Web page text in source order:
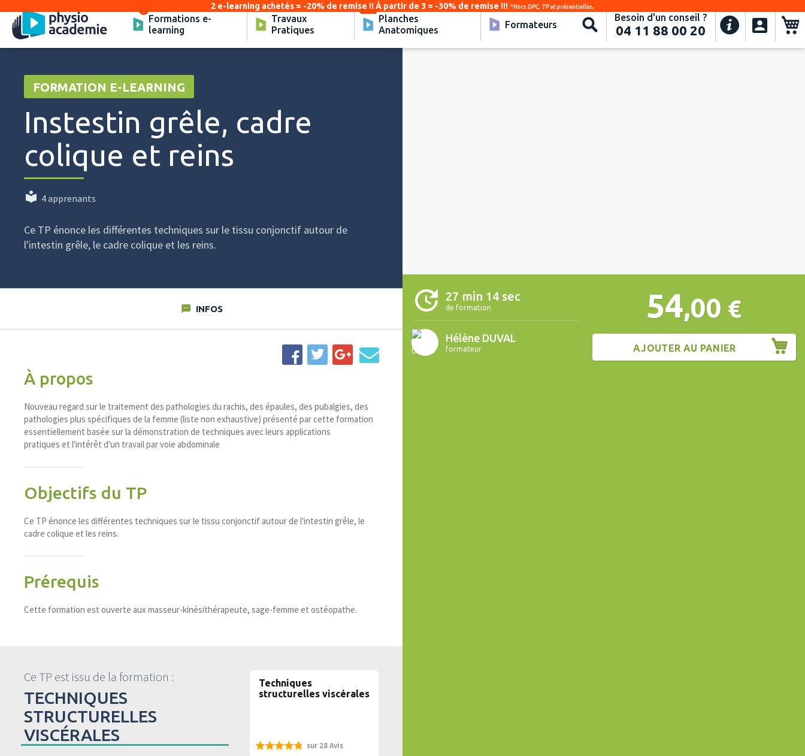
Formations e-
learning
Travaux
Pratiques
Planches
Anatomiques
Formateurs Recherche
Besoin d'un conseil ?
04 11 88 00 20
2 e-learning achetés = -20% de remise !! À partir de 3 = -30% de remise !!! *Hors DPC, TP et présentielles.
FORMATION E-LEARNING
Instestin grêle, cadre
colique et reins
4 apprenants
Ce TP énonce les différentes techniques sur le tissu conjonctif autour de
l'intestin grêle, le cadre colique et les reins.
Video
27 min 14 sec
de formation
Hélène DUVAL
formateur
54,00 €
AJOUTER AU PANIER
INFOS
À propos
Nouveau regard sur le traitement des pathologies du rachis, des épaules, des pubalgies, des
pathologies plus spécifiques de la femme (liste non exhaustive) présenté par cette formation
essentiellement basée sur la démonstration de techniques avec leurs applications
pratiques et l'intérêt d'un travail par voie abdominale
Objectifs du TP
Ce TP énonce les différentes techniques sur le tissu conjonctif autour de l'intestin grêle, le
cadre colique et les reins.
Prérequis
Cette formation est ouverte aux masseur-kinésithérapeute, sage-femme et ostéopathe.
Ce TP est issu de la formation :
TECHNIQUES
STRUCTURELLES
VISCÉRALES
Techniques
structurelles viscérales
sur 28 Avis